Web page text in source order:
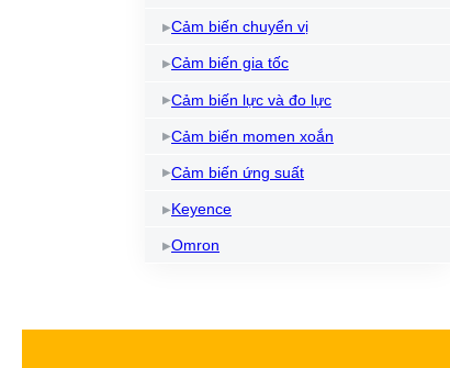
Cảm biến chuyển vị
Cảm biến gia tốc
Cảm biến lực và đo lực
Cảm biến momen xoắn
Cảm biến ứng suất
Keyence
Omron